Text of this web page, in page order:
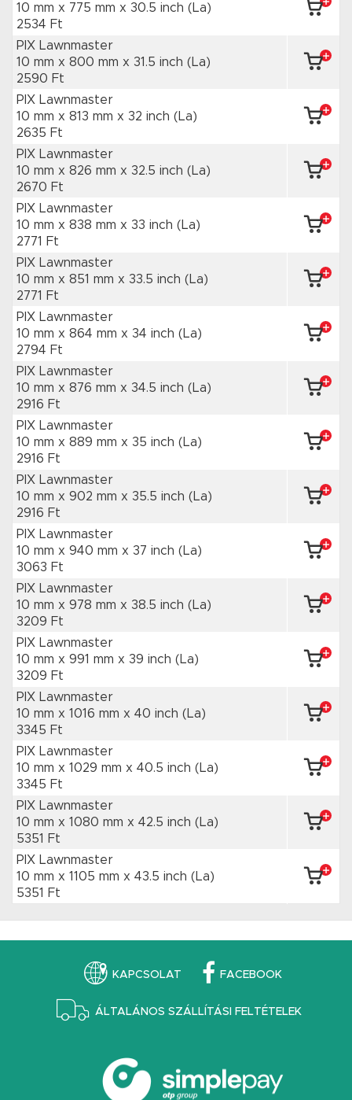
10 mm x 775 mm x 30.5 inch (La)
2534 Ft
PIX Lawnmaster
10 mm x 800 mm x 31.5 inch (La)
2590 Ft
PIX Lawnmaster
10 mm x 813 mm x 32 inch (La)
2635 Ft
PIX Lawnmaster
10 mm x 826 mm x 32.5 inch (La)
2670 Ft
PIX Lawnmaster
10 mm x 838 mm x 33 inch (La)
2771 Ft
PIX Lawnmaster
10 mm x 851 mm x 33.5 inch (La)
2771 Ft
PIX Lawnmaster
10 mm x 864 mm x 34 inch (La)
2794 Ft
PIX Lawnmaster
10 mm x 876 mm x 34.5 inch (La)
2916 Ft
PIX Lawnmaster
10 mm x 889 mm x 35 inch (La)
2916 Ft
PIX Lawnmaster
10 mm x 902 mm x 35.5 inch (La)
2916 Ft
PIX Lawnmaster
10 mm x 940 mm x 37 inch (La)
3063 Ft
PIX Lawnmaster
10 mm x 978 mm x 38.5 inch (La)
3209 Ft
PIX Lawnmaster
10 mm x 991 mm x 39 inch (La)
3209 Ft
PIX Lawnmaster
10 mm x 1016 mm x 40 inch (La)
3345 Ft
PIX Lawnmaster
10 mm x 1029 mm x 40.5 inch (La)
3345 Ft
PIX Lawnmaster
10 mm x 1080 mm x 42.5 inch (La)
5351 Ft
PIX Lawnmaster
10 mm x 1105 mm x 43.5 inch (La)
5351 Ft
KAPCSOLAT FACEBOOK
ÁLTALÁNOS SZÁLLÍTÁSI FELTÉTELEK